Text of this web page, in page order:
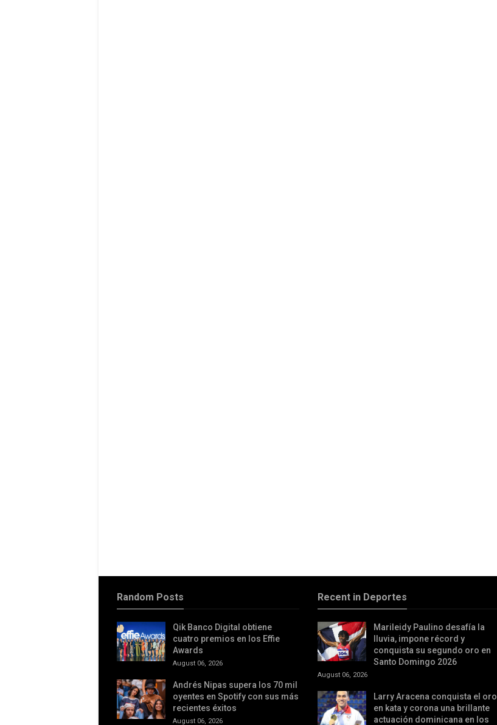
Random Posts
Qik Banco Digital obtiene
cuatro premios en los Effie
Awards
August 06, 2026
Andrés Nipas supera los 70 mil
oyentes en Spotify con sus más
recientes éxitos
August 06, 2026
Recent in Deportes
Marileidy Paulino desafía la
lluvia, impone récord y
conquista su segundo oro en
Santo Domingo 2026
August 06, 2026
Larry Aracena conquista el oro
en kata y corona una brillante
actuación dominicana en los